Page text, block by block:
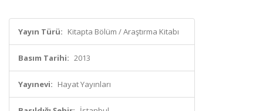
Yayın Türü: Kitapta Bölüm / Araştırma Kitabı
Basım Tarihi: 2013
Yayınevi: Hayat Yayınları